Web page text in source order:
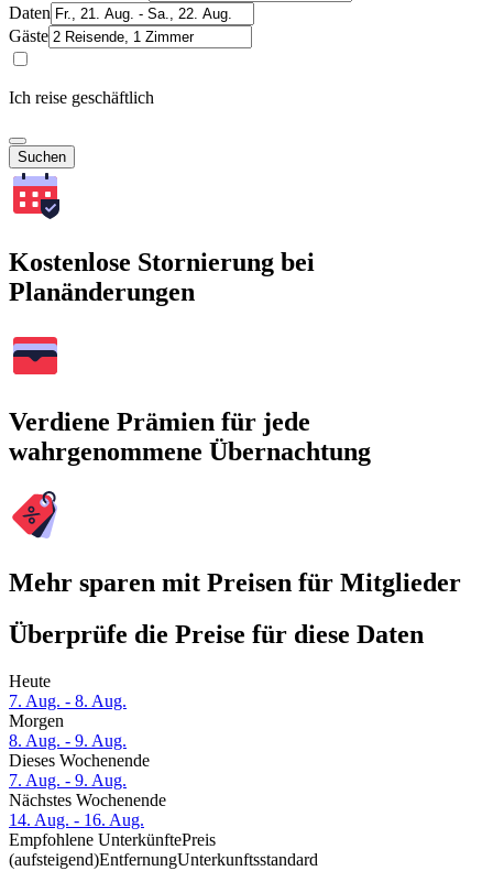
Daten
Gäste
Ich reise geschäftlich
Suchen
Kostenlose Stornierung bei
Planänderungen
Verdiene Prämien für jede
wahrgenommene Übernachtung
Mehr sparen mit Preisen für Mitglieder
Überprüfe die Preise für diese Daten
Heute
7. Aug. - 8. Aug.
Morgen
8. Aug. - 9. Aug.
Dieses Wochenende
7. Aug. - 9. Aug.
Nächstes Wochenende
14. Aug. - 16. Aug.
Empfohlene UnterkünftePreis
(aufsteigend)EntfernungUnterkunftsstandard